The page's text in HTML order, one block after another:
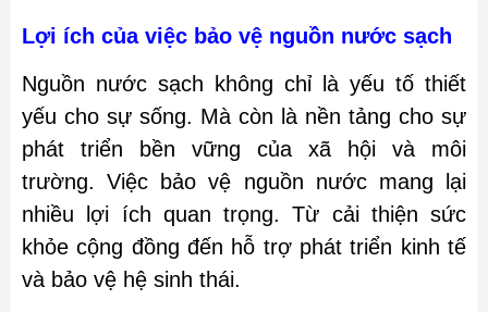
Lợi ích của việc bảo vệ nguồn nước sạch
Nguồn nước sạch không chỉ là yếu tố thiết
yếu cho sự sống. Mà còn là nền tảng cho sự
phát triển bền vững của xã hội và môi
trường. Việc bảo vệ nguồn nước mang lại
nhiều lợi ích quan trọng. Từ cải thiện sức
khỏe cộng đồng đến hỗ trợ phát triển kinh tế
và bảo vệ hệ sinh thái.